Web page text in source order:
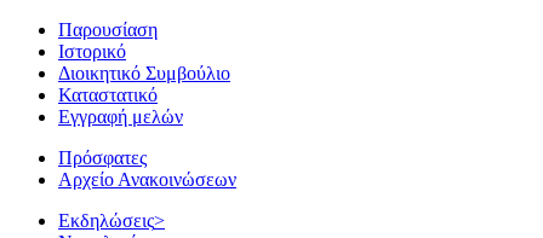
Παρουσίαση
Ιστορικό
Διοικητικό Συμβούλιο
Καταστατικό
Εγγραφή μελών
Πρόσφατες
Αρχείο Ανακοινώσεων
Εκδηλώσεις>